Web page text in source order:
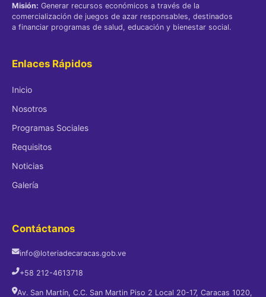
Misión: Generar recursos económicos a través de la
comercialización de juegos de azar responsables, destinados
a financiar programas de salud, educación y bienestar social.
Enlaces Rápidos
Inicio
Nosotros
Programas Sociales
Requisitos
Noticias
Galería
Contáctanos
info@loteriadecaracas.gob.ve
+58 212-4613718
Av. San Martín, C.C. San Martin Piso 2 Local 20-17, Caracas 1020,